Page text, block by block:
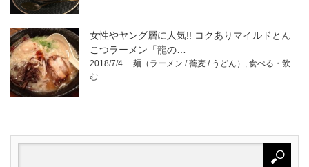
女性やヤング層に人気!! コクありマイルドとん
こつラーメン「龍の…
2018/7/4 麺（ラーメン / 蕎麦 / うどん） , 食べる・飲
む